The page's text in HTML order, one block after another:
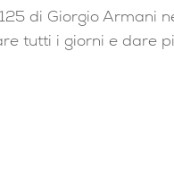
di Giorgio Armani
tutti i giorni e dare